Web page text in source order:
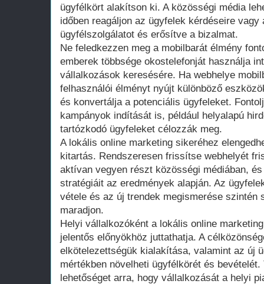
ügyfélkört alakítson ki. A közösségi média
időben reagáljon az ügyfelek kérdéseire
ügyfélszolgálatot és erősítve a bizalmat.
Ne feledkezzen meg a mobilbarát élmény
emberek többsége okostelefonját használja
vállalkozások keresésére. Ha webhelye
felhasználói élményt nyújt különböző
és konvertálja a potenciális ügyfeleket.
kampányok indítását is, például helyalapú
tartózkodó ügyfeleket célozzák meg.
A lokális online marketing sikeréhez
kitartás. Rendszeresen frissítse webhelyét
aktívan vegyen részt közösségi médiában,
stratégiáit az eredmények alapján. Az
vétele és az új trendek megismerése szintén
maradjon.
Helyi vállalkozóként a lokális online
jelentős előnyökhöz juttathatja. A
elkötelezettségük kialakítása, valamint az új
mértékben növelheti ügyfélkörét és
lehetőséget arra, hogy vállalkozását a helyi